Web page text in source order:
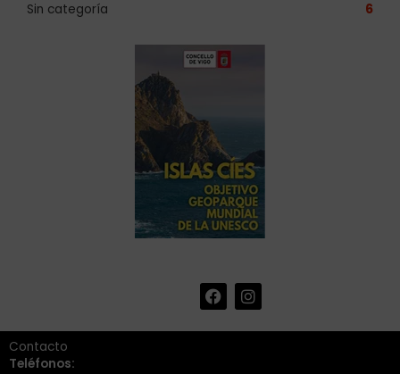
Sin categoría 6
F
a
e
I
n
t
Contacto
Teléfonos: